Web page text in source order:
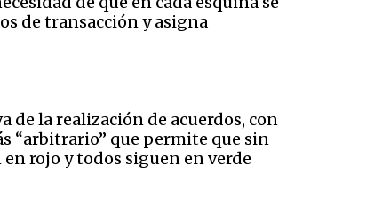
de transacción y asigna
de la realización de acuerdos, con
“arbitrario” que permite que sin
rojo y todos siguen en verde